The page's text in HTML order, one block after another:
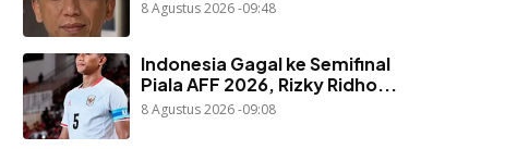
8 Agustus 2026 -09:48
Indonesia Gagal ke Semifinal
Piala AFF 2026, Rizky Ridho...
8 Agustus 2026 -09:08